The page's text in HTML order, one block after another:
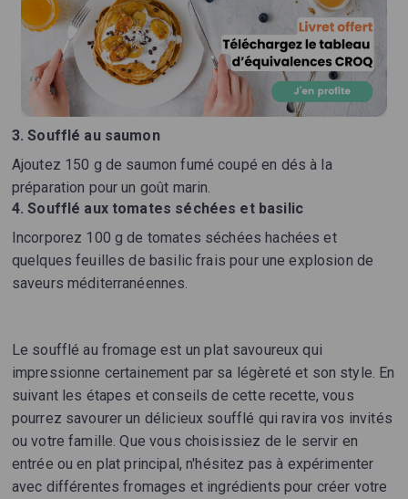
3. Soufflé au saumon
Ajoutez 150 g de saumon fumé coupé en dés à la
préparation pour un goût marin.
4. Soufflé aux tomates séchées et basilic
Incorporez 100 g de tomates séchées hachées et
quelques feuilles de basilic frais pour une explosion de
saveurs méditerranéennes.
Le soufflé au fromage est un plat savoureux qui
impressionne certainement par sa légèreté et son style. En
suivant les étapes et conseils de cette recette, vous
pourrez savourer un délicieux soufflé qui ravira vos invités
ou votre famille. Que vous choisissiez de le servir en
entrée ou en plat principal, n'hésitez pas à expérimenter
avec différentes fromages et ingrédients pour créer votre